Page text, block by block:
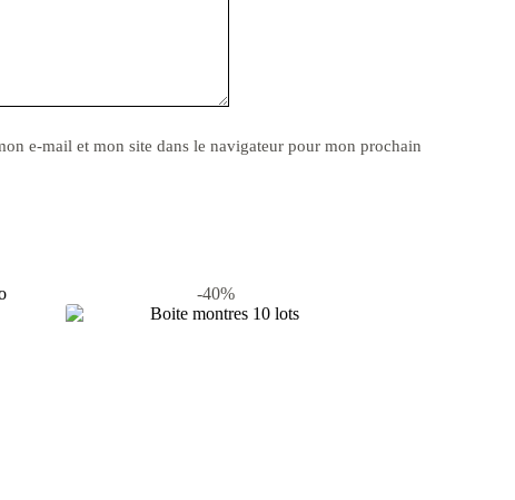
e-mail et mon site dans le navigateur pour mon prochain
-40%